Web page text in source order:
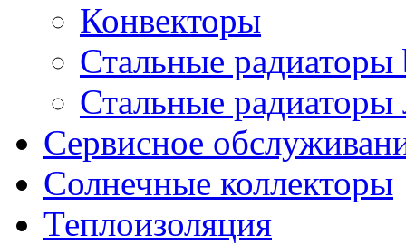
Конвекторы
Стальные радиаторы
Стальные радиаторы
Сервисное
Солнечные коллекторы
Теплоизоляция